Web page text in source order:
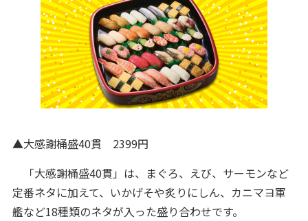
▲大感謝桶盛40貫 2399円
「大感謝桶盛40貫」は、まぐろ、えび、サーモンなど
定番ネタに加えて、いかげそや炙りにしん、カニマヨ軍
艦など18種類のネタが入った盛り合わせです。